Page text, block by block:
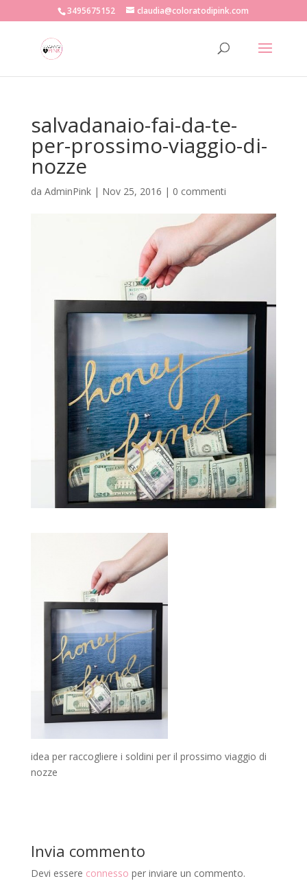
3495675152 claudia@coloratodipink.com
salvadanaio-fai-da-te-
per-prossimo-viaggio-di-
nozze
da AdminPink| Nov 25, 2016 | 0 commenti
idea per raccogliere i soldini per il prossimo viaggio di
nozze
Invia commento
Devi essere connesso per inviare un commento.